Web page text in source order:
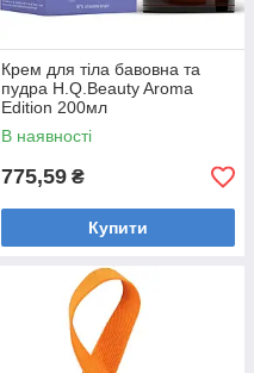
Крем для тіла бавовна та
пудра H.Q.Beauty Aroma
Edition 200мл
В наявності
775,59 ₴
Купити